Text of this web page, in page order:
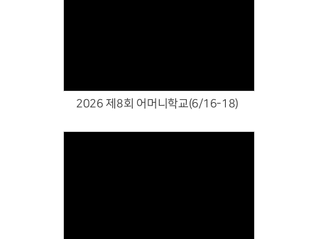
2026 제8회 어머니학교(6/16-18)